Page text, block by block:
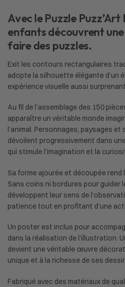
Avec le Puzzle Puzz’Art
enfants découvrent
faire des puzzles.
Exit les contours rectangulaires
adopte la silhouette élégante d’un
expérience visuelle aussi
Au fil de l’assemblage des 150
apparaître un véritable monde
l’animal. Personnages, paysages
dévoilent progressivement dans
qui stimule l’imagination et la
Sa forme ajourée et découpée rend
Sans coins ni bordures pour guider
développent leur sens de
patience tout en profitant d’une
Un poster est inclus pour
dans la réalisation de l’illustration.
devient une véritable œuvre
unique et à la richesse de ses
Fabriqué avec des matériaux de